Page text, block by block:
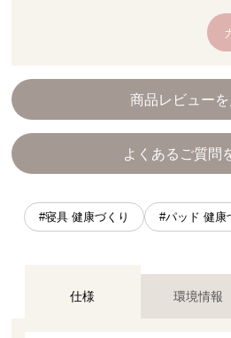
商品レビューを
よくあるご質問
#寝具 健康づくり #パッド 健康
仕様 環境情報